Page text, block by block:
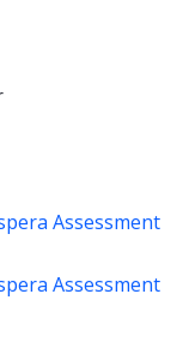
Assessment
Assessment